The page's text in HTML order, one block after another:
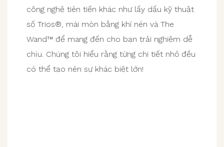
công nghệ tiên tiến khác như lấy dấu kỹ thuật
số Trios®, mài mòn bằng khí nén và The
Wand™ để mang đến cho bạn trải nghiệm dễ
chịu. Chúng tôi hiểu rằng từng chi tiết nhỏ đều
có thể tạo nên sự khác biệt lớn!